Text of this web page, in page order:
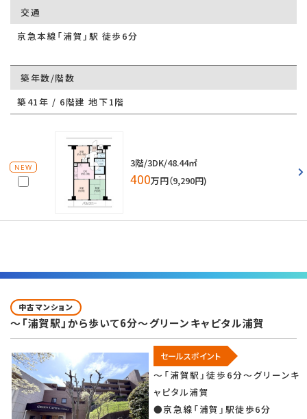
交通
京急本線「浦賀」駅 徒歩6分
築年数/階数
築41年 / 6階建 地下1階
NEW 3階/3DK/48.44㎡
400万円（9,290円)
中古マンション
～「浦賀駅」から歩いて6分～グリーンキャピタル浦賀
セールスポイント
～「浦賀駅」徒歩6分～グリーンキ
ャピタル浦賀
●京急線「浦賀」駅徒歩6分